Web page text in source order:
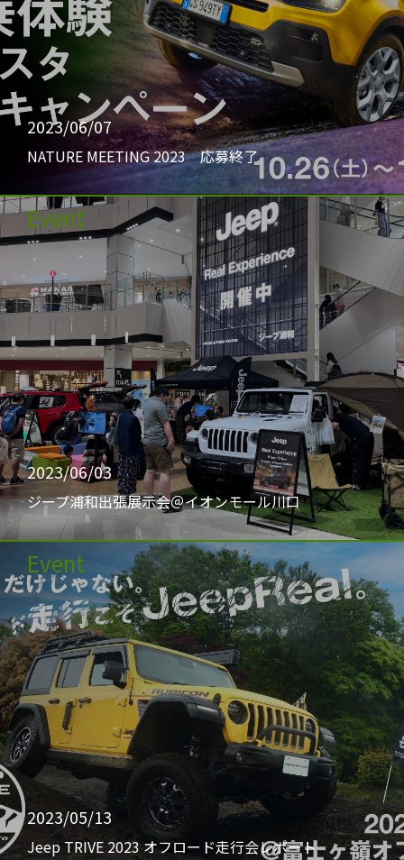
2023/06/07
NATURE MEETING 2023 応募終了
Event
2023/06/03
ジープ浦和出張展示会＠イオンモール川口
Event
2023/05/13
Jeep TRIVE 2023 オフロード走行会レポート